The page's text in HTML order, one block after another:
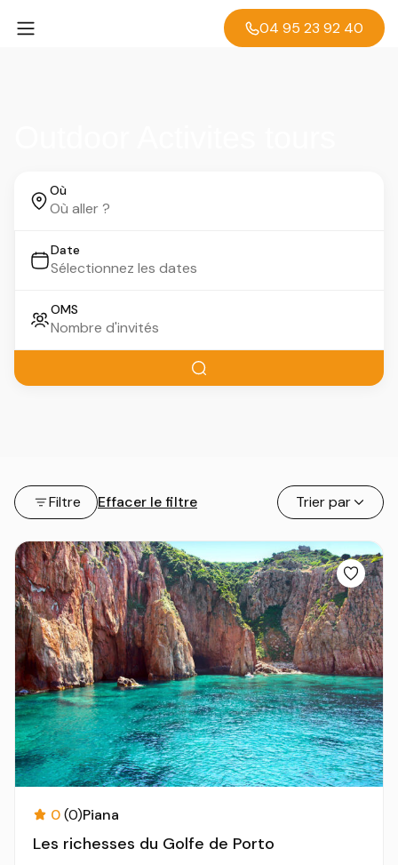
04 95 23 92 40
Où
Date
OMS
Filtre Effacer le filtre Trier par
0(0)Piana
Les richesses du Golfe de Porto